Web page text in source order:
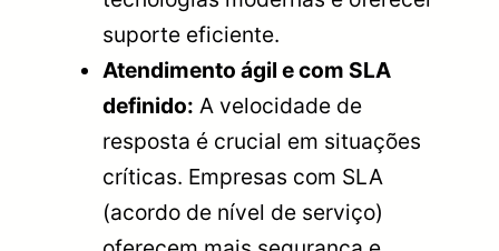
suporte eficiente.
Atendimento ágil e com SLA
definido: A velocidade de
resposta é crucial em situações
críticas. Empresas com SLA
(acordo de nível de serviço)